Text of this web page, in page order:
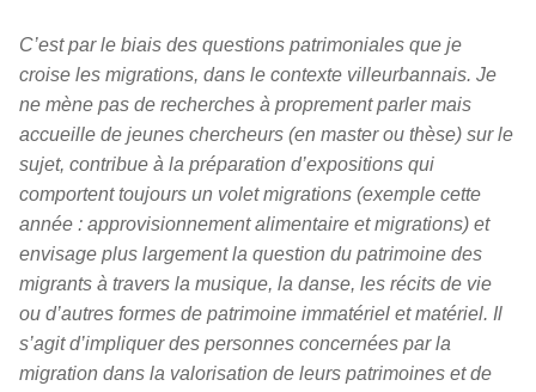
C’est par le biais des questions patrimoniales que je
croise les migrations, dans le contexte villeurbannais. Je
ne mène pas de recherches à proprement parler mais
accueille de jeunes chercheurs (en master ou thèse) sur le
sujet, contribue à la préparation d’expositions qui
comportent toujours un volet migrations (exemple cette
année : approvisionnement alimentaire et migrations) et
envisage plus largement la question du patrimoine des
migrants à travers la musique, la danse, les récits de vie
ou d’autres formes de patrimoine immatériel et matériel. Il
s’agit d’impliquer des personnes concernées par la
migration dans la valorisation de leurs patrimoines et de